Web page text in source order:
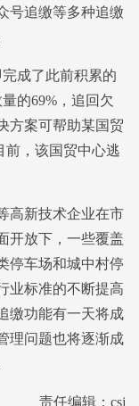
号追缴等多种追缴
成了此前积累的
的69%，追回欠
方案可帮助某国贸
前，该国贸中心逃
新技术企业在市
开放下，一些覆盖
停车场和城中村停
业标准的不断提高
缴功能有一天将成
理问题也将逐渐成
责任编辑：csj